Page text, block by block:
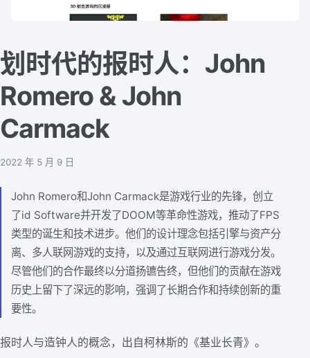
划时代的报时人：John
Romero & John
Carmack
2022 年 5 月 9 日
John Romero和John Carmack是游戏行业的先锋，创立
了id Software并开发了DOOM等革命性游戏，推动了FPS
类型的诞生和技术进步。他们的设计理念包括引擎与资产分
离、多人联网游戏的支持，以及通过互联网进行游戏分发。
尽管他们的合作最终以分道扬镳告终，但他们的贡献在游戏
历史上留下了深远的影响，强调了长期合作和持续创新的重
要性。
报时人与造钟人的概念，出自柯林斯的《基业长青》。